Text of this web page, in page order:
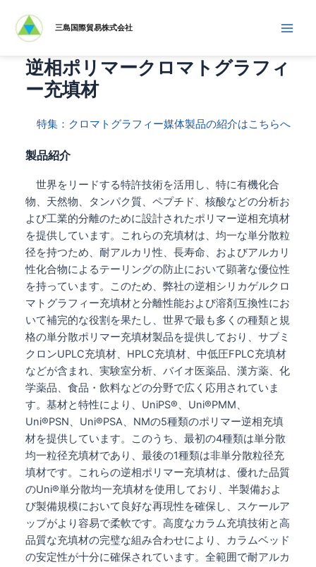
三島国際貿易株式会社
逆相ポリマークロマトグラフィ
ー充填材
特集：クロマトグラフィー媒体製品の紹介はこちらへ
製品紹介
世界をリードする特許技術を活用し、特に有機化合
物、天然物、タンパク質、ペプチド、核酸などの分析お
よび工業的分離のために設計されたポリマー逆相充填材
を提供しています。これらの充填材は、均一な単分散粒
径を持つため、耐アルカリ性、長寿命、およびアルカリ
性化合物によるテーリングの防止において顕著な優位性
を持っています。このため、弊社の逆相シリカゲルクロ
マトグラフィー充填材と分離性能および溶剤互換性にお
いて補完的な役割を果たし、世界で最も多くの種類と規
格の単分散ポリマー充填材製品を提供しており、サブミ
クロンUPLC充填材、HPLC充填材、中低圧FPLC充填材
などが含まれ、実験室分析、バイオ医薬品、漢方薬、化
学薬品、食品・飲料などの分野で広く応用されていま
す。基材と特性により、UniPS®、Uni®PMM、
Uni®PSN、Uni®PSA、NMの5種類のポリマー逆相充填
材を提供しています。このうち、最初の4種類は単分散
均一粒径充填材であり、最後の1種類は非単分散粒径充
填材です。これらの逆相ポリマー充填材は、優れた品質
のUni®単分散均一充填材を使用しており、半製備およ
び製備規模において良好な再現性を確保し、スケールア
ップがより容易で柔軟です。高度なカラム充填技術と高
品質な充填材の完璧な組み合わせにより、カラムベッド
の安定性が十分に確保されています。全範囲で耐アルカ